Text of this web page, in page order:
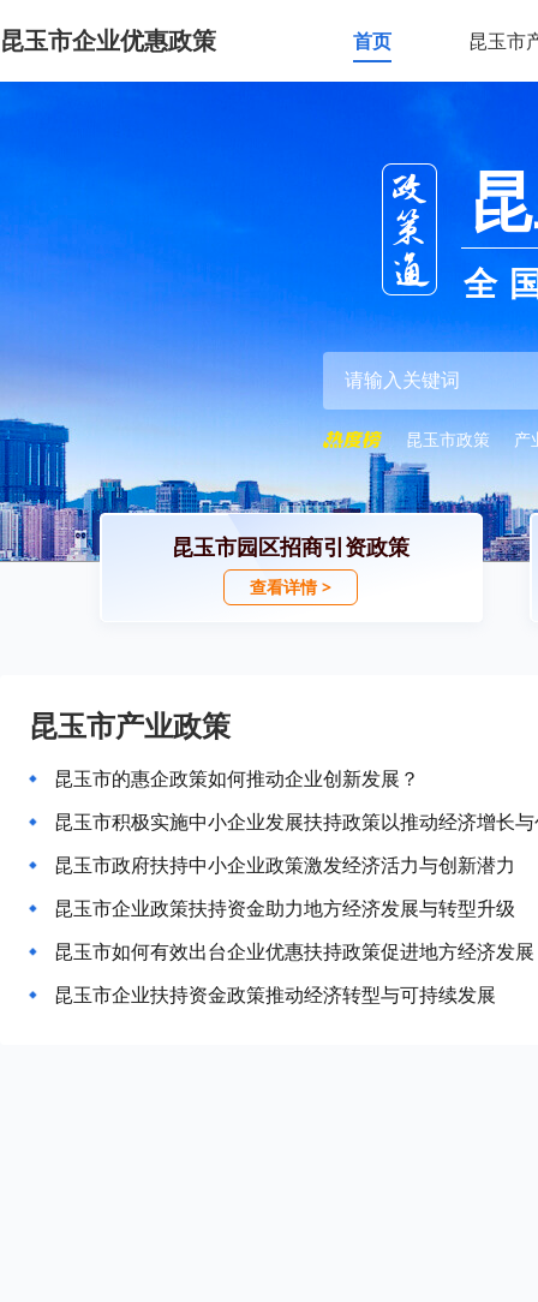
昆玉市企业优惠政策 首页 昆玉市
全
昆玉市政策 产
昆玉市园区招商引资政策
查看详情 >
昆玉市产业政策
昆玉市的惠企政策如何推动企业创新发展？
昆玉市积极实施中小企业发展扶持政策以推动经济增长
昆玉市政府扶持中小企业政策激发经济活力与创新潜力
昆玉市企业政策扶持资金助力地方经济发展与转型升级
昆玉市如何有效出台企业优惠扶持政策促进地方经济发
昆玉市企业扶持资金政策推动经济转型与可持续发展